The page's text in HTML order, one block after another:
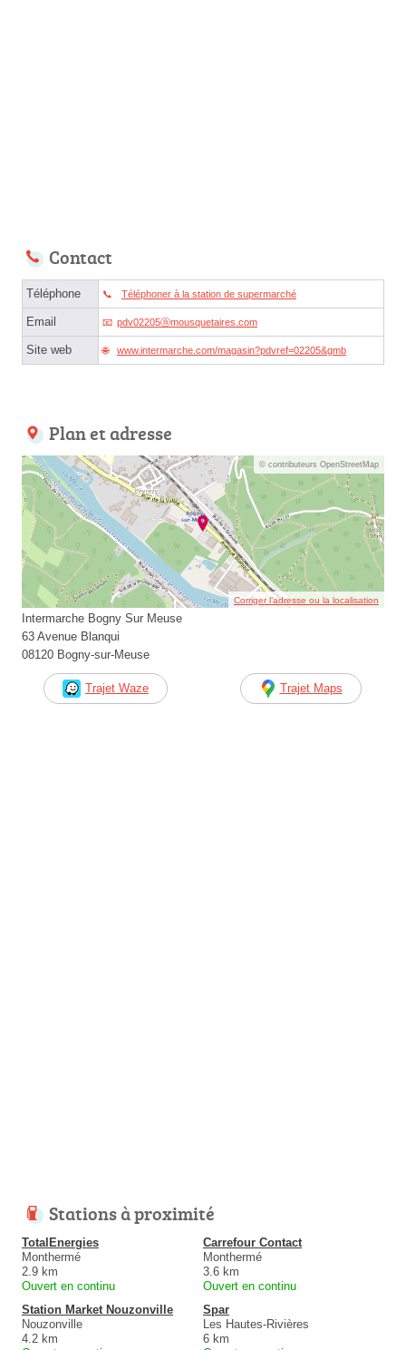
Contact
Téléphone Téléphoner à la station de supermarché
Email pdv02205ⓐmousquetaires.com
Site web www.intermarche.com/magasin?pdvref=02205&gmb
Plan et adresse
© contributeurs OpenStreetMap
Corriger l’adresse ou la localisation
Intermarche Bogny Sur Meuse
63 Avenue Blanqui
08120 Bogny-sur-Meuse
Trajet Waze Trajet Maps
Stations à proximité
TotalEnergies
Monthermé
2.9 km
Ouvert en continu
Carrefour Contact
Monthermé
3.6 km
Ouvert en continu
Station Market Nouzonville
Nouzonville
4.2 km
Spar
Les Hautes-Rivières
6 km